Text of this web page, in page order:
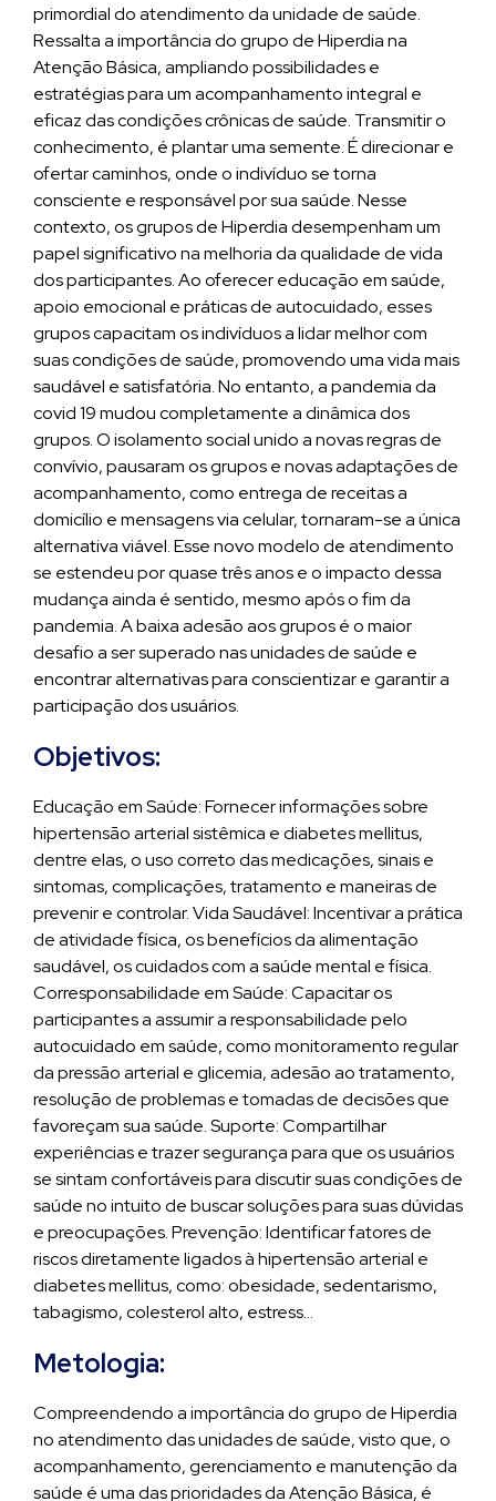
primordial do atendimento da unidade de saúde.
Ressalta a importância do grupo de Hiperdia na
Atenção Básica, ampliando possibilidades e
estratégias para um acompanhamento integral e
eficaz das condições crônicas de saúde. Transmitir o
conhecimento, é plantar uma semente. É direcionar e
ofertar caminhos, onde o indivíduo se torna
consciente e responsável por sua saúde. Nesse
contexto, os grupos de Hiperdia desempenham um
papel significativo na melhoria da qualidade de vida
dos participantes. Ao oferecer educação em saúde,
apoio emocional e práticas de autocuidado, esses
grupos capacitam os indivíduos a lidar melhor com
suas condições de saúde, promovendo uma vida mais
saudável e satisfatória. No entanto, a pandemia da
covid 19 mudou completamente a dinâmica dos
grupos. O isolamento social unido a novas regras de
convívio, pausaram os grupos e novas adaptações de
acompanhamento, como entrega de receitas a
domicílio e mensagens via celular, tornaram-se a única
alternativa viável. Esse novo modelo de atendimento
se estendeu por quase três anos e o impacto dessa
mudança ainda é sentido, mesmo após o fim da
pandemia. A baixa adesão aos grupos é o maior
desafio a ser superado nas unidades de saúde e
encontrar alternativas para conscientizar e garantir a
participação dos usuários.
Objetivos:
Educação em Saúde: Fornecer informações sobre
hipertensão arterial sistêmica e diabetes mellitus,
dentre elas, o uso correto das medicações, sinais e
sintomas, complicações, tratamento e maneiras de
prevenir e controlar. Vida Saudável: Incentivar a prática
de atividade física, os benefícios da alimentação
saudável, os cuidados com a saúde mental e física.
Corresponsabilidade em Saúde: Capacitar os
participantes a assumir a responsabilidade pelo
autocuidado em saúde, como monitoramento regular
da pressão arterial e glicemia, adesão ao tratamento,
resolução de problemas e tomadas de decisões que
favoreçam sua saúde. Suporte: Compartilhar
experiências e trazer segurança para que os usuários
se sintam confortáveis para discutir suas condições de
saúde no intuito de buscar soluções para suas dúvidas
e preocupações. Prevenção: Identificar fatores de
riscos diretamente ligados à hipertensão arterial e
diabetes mellitus, como: obesidade, sedentarismo,
tabagismo, colesterol alto, estress…
Metologia:
Compreendendo a importância do grupo de Hiperdia
no atendimento das unidades de saúde, visto que, o
acompanhamento, gerenciamento e manutenção da
saúde é uma das prioridades da Atenção Básica, é